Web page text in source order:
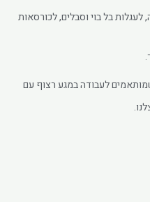
בל בוי וסבלים, לכורסאות
לעבודה במגע רצוף עם